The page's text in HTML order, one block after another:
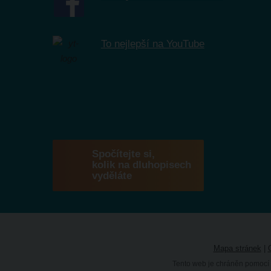
To nejlepší na YouTube
Spočítejte si,
kolik na dluhopisech
vyděláte
Mapa stránek